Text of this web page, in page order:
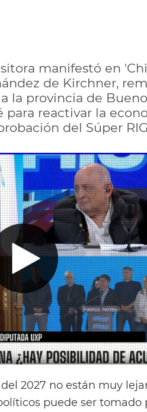
manifestó en
de Kirchner,
la provincia de
reactivar la
del Súper
del 2027 no están muy
puede ser tomado